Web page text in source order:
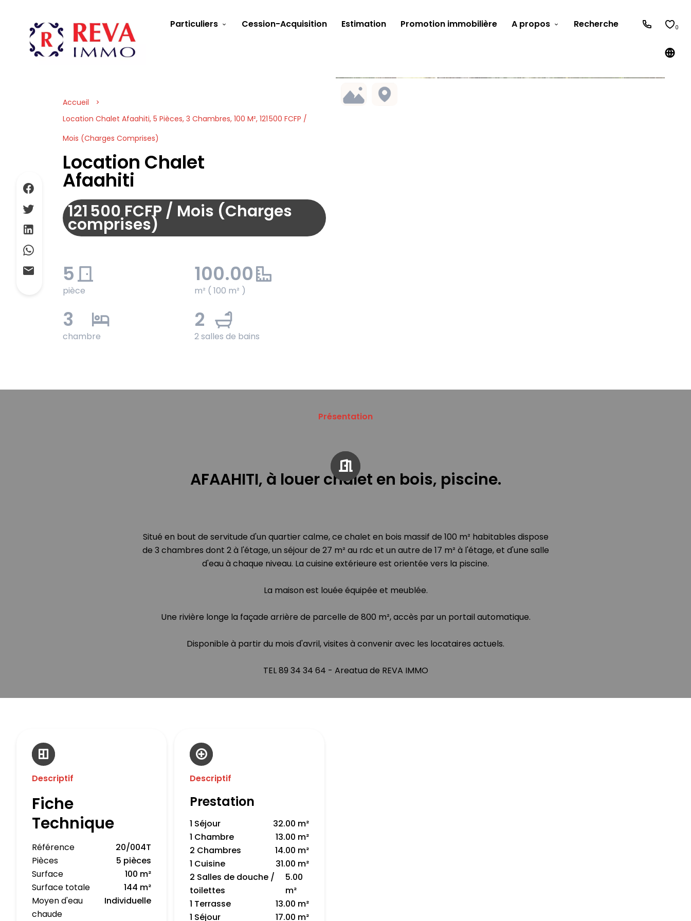
Particuliers Cession-Acquisition Estimation Promotion immobilière A propos Recherche 0
Accueil
Location Chalet Afaahiti, 5 Pièces, 3 Chambres, 100 M², 121 500 FCFP /
Mois (Charges Comprises)
Location Chalet
Afaahiti
121 500 FCFP / Mois (Charges
comprises)
5
pièce
100.00
m² ( 100 m² )
3
chambre
2
2 salles de bains
Présentation
AFAAHITI, à louer chalet en bois, piscine.
Situé en bout de servitude d'un quartier calme, ce chalet en bois massif de 100 m² habitables dispose
de 3 chambres dont 2 à l'étage, un séjour de 27 m² au rdc et un autre de 17 m² à l'étage, et d'une salle
d'eau à chaque niveau. La cuisine extérieure est orientée vers la piscine.
La maison est louée équipée et meublée.
Une rivière longe la façade arrière de parcelle de 800 m², accès par un portail automatique.
Disponible à partir du mois d'avril, visites à convenir avec les locataires actuels.
TEL 89 34 34 64 - Areatua de REVA IMMO
Descriptif
Fiche
Technique
Référence
20/004T
Pièces
5 pièces
Surface
100 m²
Surface totale
144 m²
Moyen d'eau
chaude
Individuelle
Descriptif
Prestation
1 Séjour
32.00 m²
1 Chambre
13.00 m²
2 Chambres
14.00 m²
1 Cuisine
31.00 m²
2 Salles de douche /
toilettes
5.00
m²
1 Terrasse
13.00 m²
1 Séjour
17.00 m²